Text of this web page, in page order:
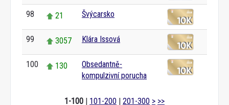
98 21 Švýcarsko
99 3057 Klára Issová
100 130
Obsedantně-
kompulzivní porucha
1-100 | 101-200 | 201-300 > >>